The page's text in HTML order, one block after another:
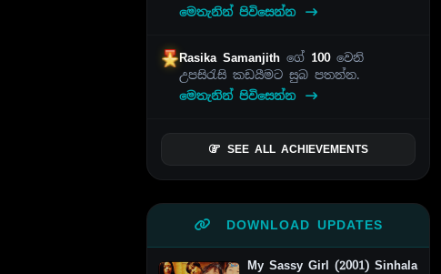
මෙතැනින් පිවිසෙන්න
Rasika Samanjithගේ 100වෙනි
උපසිරැසි කඩයීමට සුබ පතන්න.
මෙතැනින් පිවිසෙන්න
SEE ALL ACHIEVEMENTS
DOWNLOAD UPDATES
My Sassy Girl (2001) Sinhala